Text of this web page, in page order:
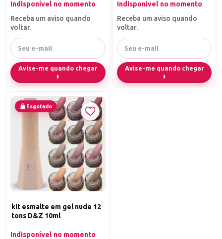
Indisponível no momento
Receba um aviso quando
voltar.
Avise-me quando chegar
Indisponível no momento
Receba um aviso quando
voltar.
Avise-me quando chegar
Esgotado
kit esmalte em gel nude 12
tons D&Z 10ml
Indisponível no momento